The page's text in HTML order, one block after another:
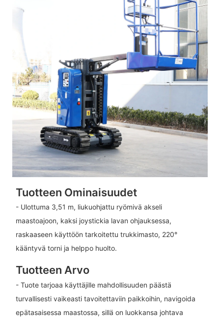
Tuotteen Ominaisuudet
- Ulottuma 3,51 m, liukuohjattu ryömivä akseli
maastoajoon, kaksi joystickia lavan ohjauksessa,
raskaaseen käyttöön tarkoitettu trukkimasto, 220°
kääntyvä torni ja helppo huolto.
Tuotteen Arvo
- Tuote tarjoaa käyttäjille mahdollisuuden päästä
turvallisesti vaikeasti tavoitettaviin paikkoihin, navigoida
epätasaisessa maastossa, sillä on luokkansa johtava